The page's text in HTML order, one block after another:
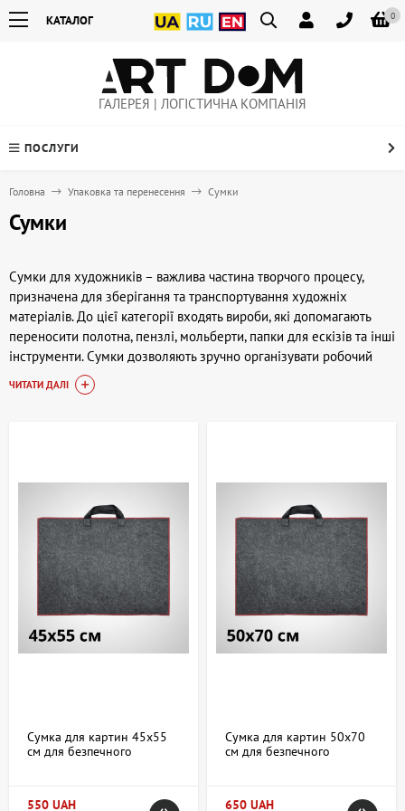
0
КАТАЛОГ
ГАЛЕРЕЯ | ЛОГІСТИЧНА КОМПАНІЯ
ПОСЛУГИ
Головна Упаковка та перенесення Сумки
Сумки
Сумки для художників – важлива частина творчого процесу,
призначена для зберігання та транспортування художніх
матеріалів. До цієї категорії входять вироби, які допомагають
переносити полотна, пензлі, мольберти, папки для ескізів та інші
інструменти. Сумки дозволяють зручно організувати робочий
простір поза студією та зберегти матеріали в цілості під час
поїздок на пленер чи виставку. У artdom.com.ua представлені
Де купити сумки в Києві та Україні —
асортимент та особливості
У магазині АртДом доступний широкий вибір сумок,
орієнтованих на художників та дизайнерів із різними потребами.
Серед основних типів можна назвати:
Сумки для пензлів та дрібного приладдя – компактні
моделі з відділеннями, що дозволяють акуратно
посиленою конструкцією для перевезення
речей – зручно для пленерної роботи та подорожей.
ЧИТАТИ ДАЛІ
Сумка для картин 45х55
см для безпечного
550 UAH
Сумка для картин 50х70
см для безпечного
650 UAH